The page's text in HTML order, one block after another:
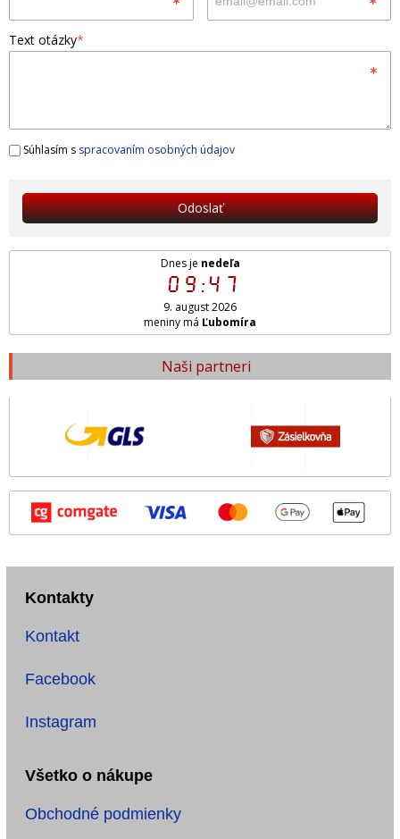
Text otázky*
Súhlasím s spracovaním osobných údajov
Odoslať
Dnes je nedeľa
09:47
9. august 2026
meniny má Ľubomíra
Naši partneri
Kontakty
Kontakt
Facebook
Instagram
Všetko o nákupe
Obchodné podmienky